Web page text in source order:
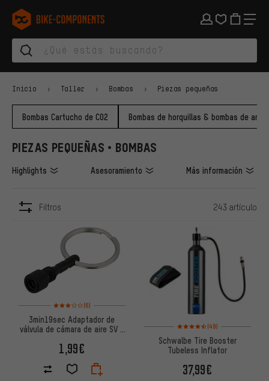
Saltar a la navegación principal
Saltar a la navegación de categorías
Saltar al contenido
Saltar a marcas y al boletín
Saltar al pie de página
bike-components.de Página de inicio
Inicio Taller Bombas Piezas pequeñas
Bombas Cartucho de CO2 Bombas de horquillas & bombas de
PIEZAS PEQUEÑAS • BOMBAS
Highlights Asesoramiento Más información
Filtros 243 artículo
Valoración media: 3 de 5 basada en 6 reseñas
(6)
3min19sec Adaptador de
válvula de cámara de aire SV a
1,99€
Valoración media: 4,5 de 5
(49)
Schwalbe Tire Booster
Tubeless Inflator
37,99€